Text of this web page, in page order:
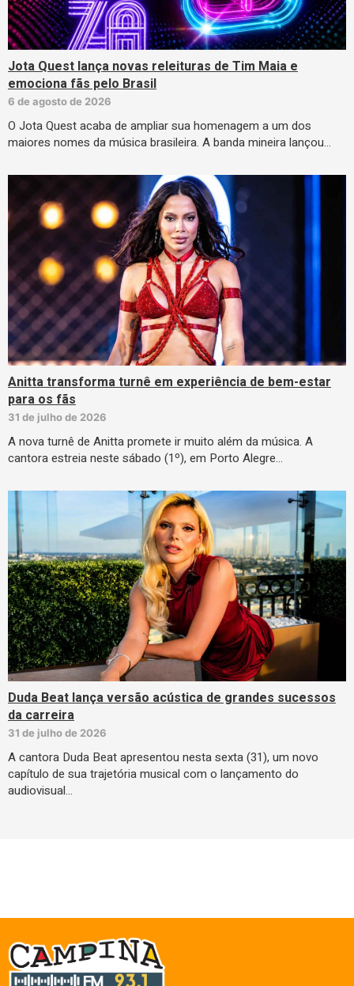
Jota Quest lança novas releituras de Tim Maia e
emociona fãs pelo Brasil
6 de agosto de 2026
O Jota Quest acaba de ampliar sua homenagem a um dos
maiores nomes da música brasileira. A banda mineira lançou…
Anitta transforma turnê em experiência de bem-estar
para os fãs
31 de julho de 2026
A nova turnê de Anitta promete ir muito além da música. A
cantora estreia neste sábado (1º), em Porto Alegre…
Duda Beat lança versão acústica de grandes sucessos
da carreira
31 de julho de 2026
A cantora Duda Beat apresentou nesta sexta (31), um novo
capítulo de sua trajetória musical com o lançamento do
audiovisual…